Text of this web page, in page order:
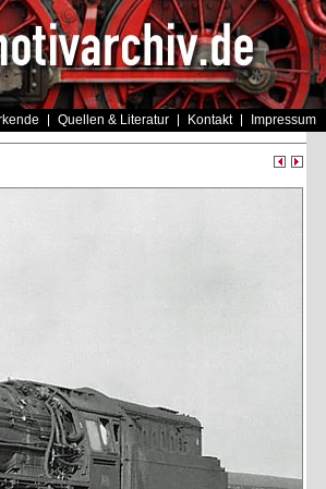
Quellen & Literatur Kontakt Impressum